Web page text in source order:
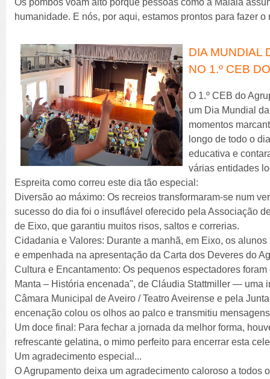
Os pombos voam alto porque pessoas como a Malala
humanidade. E nós, por aqui, estamos prontos para fazer
DIA MUNDIAL
NO 1.º CEB
O 1.º CEB do
um Dia Mundial
momentos
longo de todo o
educativa e
várias entidades
Espreita como correu este dia tão especial:
Diversão ao máximo: Os recreios transformaram-se num
sucesso do dia foi o insuflável oferecido pela Associação
de Eixo, que garantiu muitos risos, saltos e correrias.
Cidadania e Valores: Durante a manhã, em Eixo, os
e empenhada na apresentação da Carta dos Deveres do
Cultura e Encantamento: Os pequenos espectadores
Manta – História encenada", de Cláudia Stattmiller — uma
Câmara Municipal de Aveiro / Teatro Aveirense e pela
encenação colou os olhos ao palco e transmitiu
Um doce final: Para fechar a jornada da melhor forma,
refrescante gelatina, o mimo perfeito para encerrar esta
Um agradecimento especial...
O Agrupamento deixa um agradecimento caloroso a todos